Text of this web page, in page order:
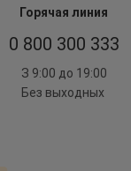
Горячая линия
0 800 300 333
З 9:00 до 19:00
Без выходных